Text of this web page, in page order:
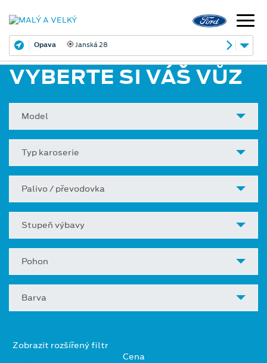
Opava Janská 28
VYBERTE SI VÁŠ VŮZ
Model
Typ karoserie
Palivo / převodovka
Stupeň výbavy
Pohon
Barva
Zobrazit rozšířený filtr
Cena